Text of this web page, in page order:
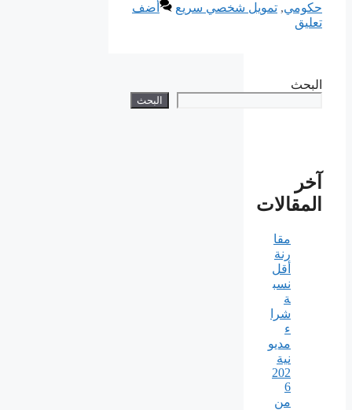
حكومي, تمويل شخصي سريع
أضف
تعليق
البحث
البحث
آخر
المقالات
مقا
رنة
أقل
نسب
ة
شرا
ء
مديو
نية
202
6
من